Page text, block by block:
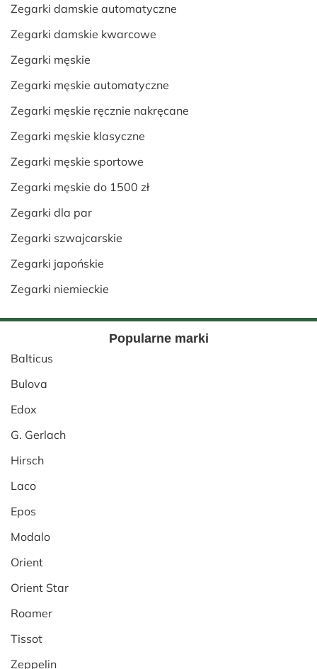
Zegarki damskie automatyczne
Zegarki damskie kwarcowe
Zegarki męskie
Zegarki męskie automatyczne
Zegarki męskie ręcznie nakręcane
Zegarki męskie klasyczne
Zegarki męskie sportowe
Zegarki męskie do 1500 zł
Zegarki dla par
Zegarki szwajcarskie
Zegarki japońskie
Zegarki niemieckie
Popularne marki
Balticus
Bulova
Edox
G. Gerlach
Hirsch
Laco
Epos
Modalo
Orient
Orient Star
Roamer
Tissot
Zeppelin